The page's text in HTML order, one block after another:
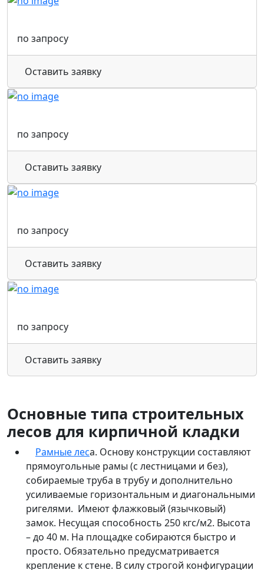
по запросу
Оставить заявку
по запросу
Оставить заявку
по запросу
Оставить заявку
по запросу
Оставить заявку
Основные типа строительных
лесов для кирпичной кладки
Рамные леса. Основу конструкции составляют
прямоугольные рамы (с лестницами и без),
собираемые труба в трубу и дополнительно
усиливаемые горизонтальным и диагональными
ригелями. Имеют флажковый (язычковый)
замок. Несущая способность 250 кгс/м2. Высота
– до 40 м. На площадке собираются быстро и
просто. Обязательно предусматривается
крепление к стене. В силу строгой конфигурации